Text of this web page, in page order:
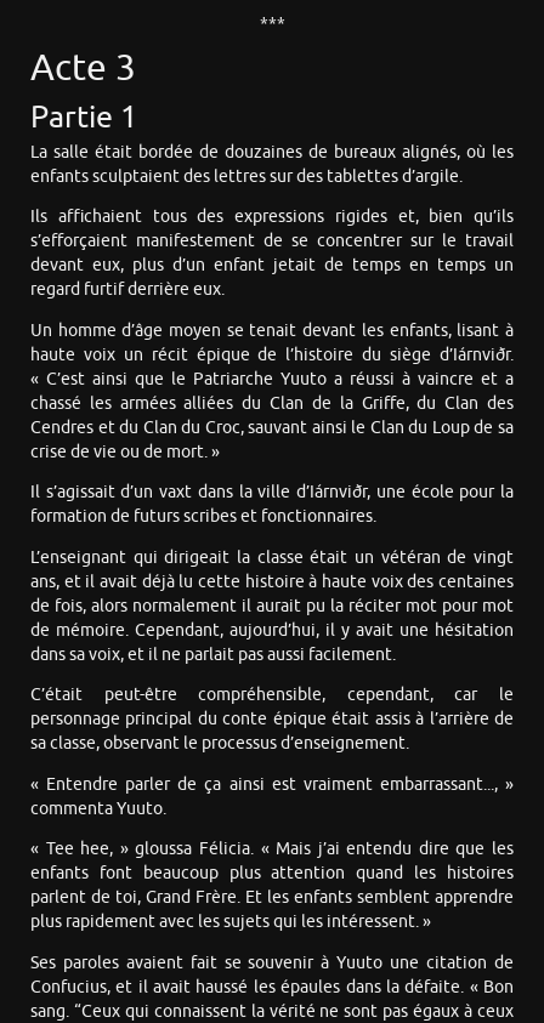
***
Acte 3
Partie 1
La salle était bordée de douzaines de bureaux alignés, où les
enfants sculptaient des lettres sur des tablettes d’argile.
Ils affichaient tous des expressions rigides et, bien qu’ils
s’efforçaient manifestement de se concentrer sur le travail
devant eux, plus d’un enfant jetait de temps en temps un
regard furtif derrière eux.
Un homme d’âge moyen se tenait devant les enfants, lisant à
haute voix un récit épique de l’histoire du siège d’Iárnviðr.
« C’est ainsi que le Patriarche Yuuto a réussi à vaincre et a
chassé les armées alliées du Clan de la Griffe, du Clan des
Cendres et du Clan du Croc, sauvant ainsi le Clan du Loup de sa
crise de vie ou de mort. »
Il s’agissait d’un vaxt dans la ville d’Iárnviðr, une école pour la
formation de futurs scribes et fonctionnaires.
L’enseignant qui dirigeait la classe était un vétéran de vingt
ans, et il avait déjà lu cette histoire à haute voix des centaines
de fois, alors normalement il aurait pu la réciter mot pour mot
de mémoire. Cependant, aujourd’hui, il y avait une hésitation
dans sa voix, et il ne parlait pas aussi facilement.
C’était peut-être compréhensible, cependant, car le
personnage principal du conte épique était assis à l’arrière de
sa classe, observant le processus d’enseignement.
« Entendre parler de ça ainsi est vraiment embarrassant..., »
commenta Yuuto.
« Tee hee, » gloussa Félicia. « Mais j’ai entendu dire que les
enfants font beaucoup plus attention quand les histoires
parlent de toi, Grand Frère. Et les enfants semblent apprendre
plus rapidement avec les sujets qui les intéressent. »
Ses paroles avaient fait se souvenir à Yuuto une citation de
Confucius, et il avait haussé les épaules dans la défaite. « Bon
sang. “Ceux qui connaissent la vérité ne sont pas égaux à ceux